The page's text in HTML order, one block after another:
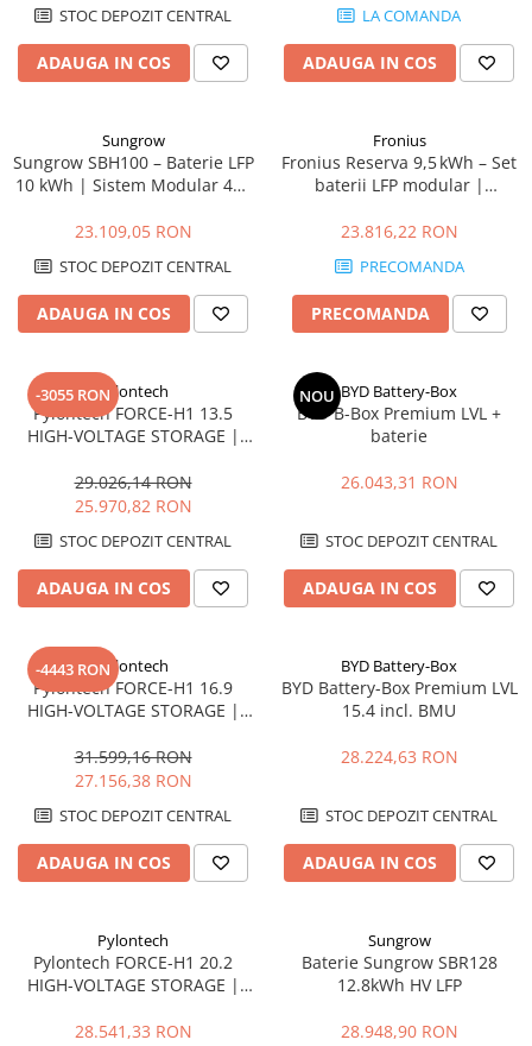
STOC DEPOZIT CENTRAL
ADAUGA IN COS
LA COMANDA
ADAUGA IN COS
Sungrow
Sungrow SBH100 – Baterie LFP
10 kWh | Sistem Modular 48V
23.109,05 RON
STOC DEPOZIT CENTRAL
ADAUGA IN COS
Fronius
Fronius Reserva 9,5 kWh – Set
baterii LFP modular |
garanție
23.816,22 RON
PRECOMANDA
PRECOMANDA
-3055 RONPylontech
Pylontech FORCE-H1 13.5
HIGH-VOLTAGE STORAGE |
Sungrow, Goodwe, Sofar
29.026,14 RON
25.970,82 RON
STOC DEPOZIT CENTRAL
ADAUGA IN COS
NOU BYD Battery-Box
BYD B-Box Premium LVL +
baterie
26.043,31 RON
STOC DEPOZIT CENTRAL
ADAUGA IN COS
-4443 RONPylontech
Pylontech FORCE-H1 16.9
HIGH-VOLTAGE STORAGE |
Sungrow, Goodwe, Sofar
31.599,16 RON
27.156,38 RON
STOC DEPOZIT CENTRAL
ADAUGA IN COS
BYD Battery-Box
BYD Battery-Box Premium LVL
15.4 incl. BMU
28.224,63 RON
STOC DEPOZIT CENTRAL
ADAUGA IN COS
Pylontech
Pylontech FORCE-H1 20.2
HIGH-VOLTAGE STORAGE |
Sungrow, Goodwe, Sofar
28.541,33 RON
Sungrow
Baterie Sungrow SBR128
12.8kWh HV LFP
28.948,90 RON